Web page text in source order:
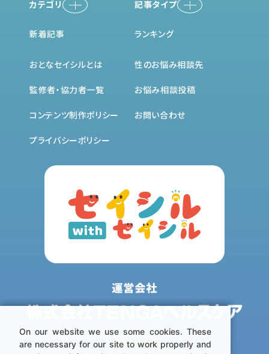
カテゴリ
マスターベーション
早漏・遅漏・ED
月経・PMS
性感染症
記事タイプ
お悩み相談室
新着記事 ランキング
おとなセイシルとは 性のお悩み相談先
監修者・協力者一覧 お悩み相談投稿
コンテンツ制作ポリシー お問い合わせ
プライバシーポリシー
©おとなセイシル
On our website we use some cookies. These
are necessary for our site to work properly and